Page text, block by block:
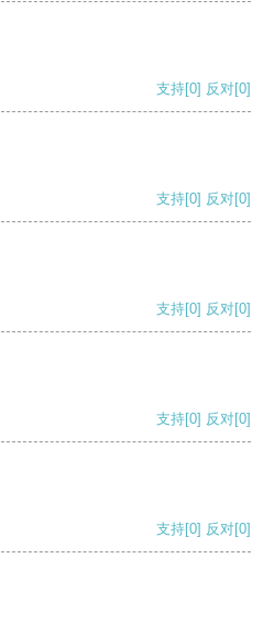
支持[0] 反对[0]
支持[0] 反对[0]
支持[0] 反对[0]
支持[0] 反对[0]
支持[0] 反对[0]